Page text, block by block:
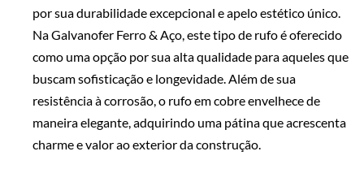
por sua durabilidade excepcional e apelo estético único.
Na Galvanofer Ferro & Aço, este tipo de rufo é oferecido
como uma opção por sua alta qualidade para aqueles que
buscam sofisticação e longevidade. Além de sua
resistência à corrosão, o rufo em cobre envelhece de
maneira elegante, adquirindo uma pátina que acrescenta
charme e valor ao exterior da construção.